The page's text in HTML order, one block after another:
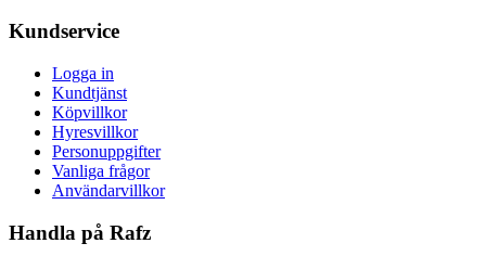
Kundservice
Logga in
Kundtjänst
Köpvillkor
Hyresvillkor
Personuppgifter
Vanliga frågor
Användarvillkor
Handla på Rafz